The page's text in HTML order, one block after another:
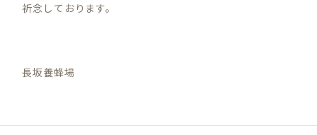
祈念しております。
長坂養蜂場